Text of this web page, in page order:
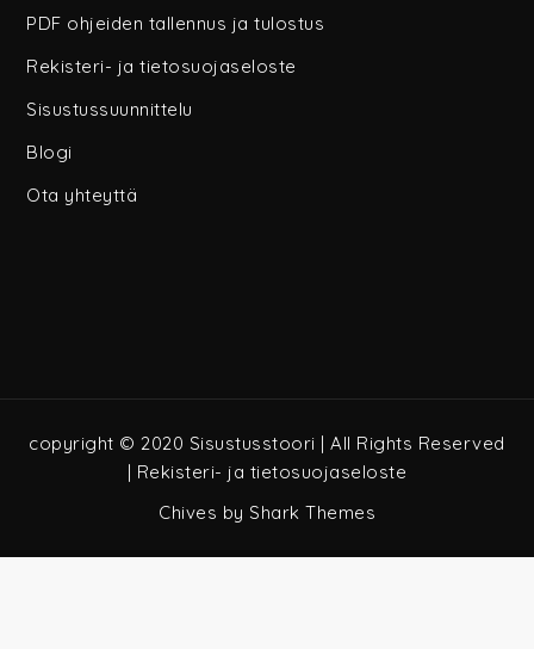
PDF ohjeiden tallennus ja tulostus
Rekisteri- ja tietosuojaseloste
Sisustussuunnittelu
Blogi
Ota yhteyttä
copyright © 2020 Sisustusstoori | All Rights Reserved
| Rekisteri- ja tietosuojaseloste
Chives by Shark Themes